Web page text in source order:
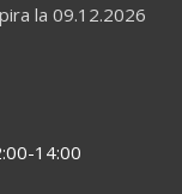
la 09.12.2026
14:00